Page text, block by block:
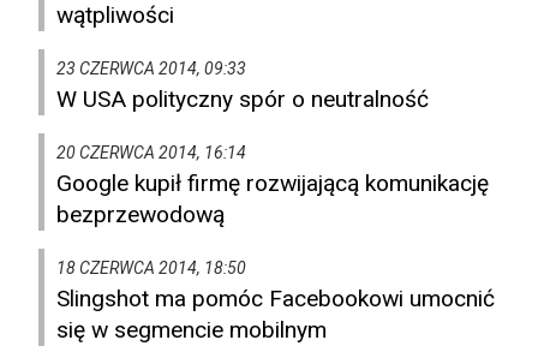
wątpliwości
23 CZERWCA 2014, 09:33
W USA polityczny spór o neutralność
20 CZERWCA 2014, 16:14
Google kupił firmę rozwijającą komunikację
bezprzewodową
18 CZERWCA 2014, 18:50
Slingshot ma pomóc Facebookowi umocnić
się w segmencie mobilnym